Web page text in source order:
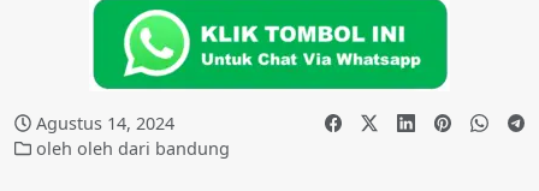
Agustus 14, 2024
oleh oleh dari bandung